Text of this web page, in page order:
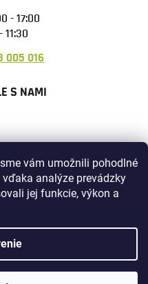
vám umožnili pohodlné
analýze prevádzky
jej funkcie, výkon a
- 17:00
11:30
005 016
S NAMI
Shoptet